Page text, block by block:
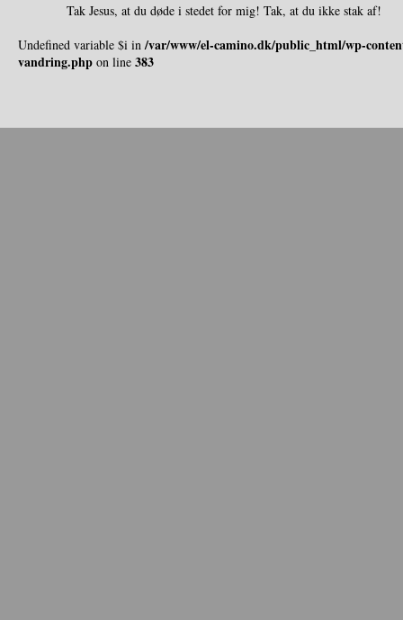
Tak Jesus, at du døde i stedet for mig! Tak, at du ikke stak af!
Undefined variable $i in/var/www/el-camino.dk/public_html/wp-
vandring.phpon line 383